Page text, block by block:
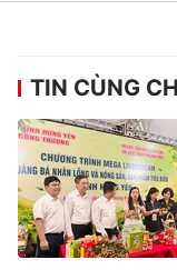
TIN CÙNG